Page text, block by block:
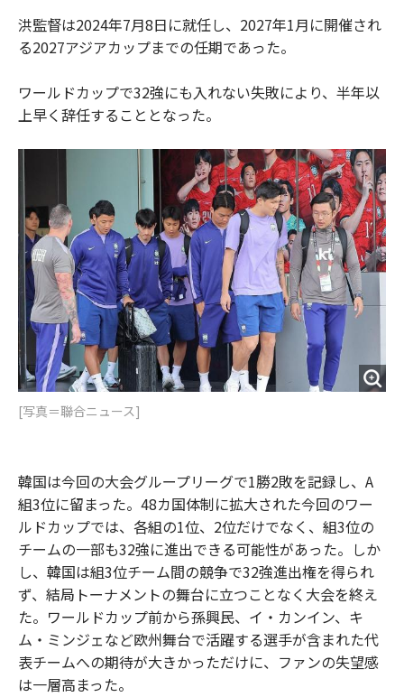
洪監督は2024年7月8日に就任し、2027年1月に開催され
る2027アジアカップまでの任期であった。
ワールドカップで32強にも入れない失敗により、半年以
上早く辞任することとなった。
[写真＝聯合ニュース]
韓国は今回の大会グループリーグで1勝2敗を記録し、A
組3位に留まった。48カ国体制に拡大された今回のワー
ルドカップでは、各組の1位、2位だけでなく、組3位の
チームの一部も32強に進出できる可能性があった。しか
し、韓国は組3位チーム間の競争で32強進出権を得られ
ず、結局トーナメントの舞台に立つことなく大会を終え
た。ワールドカップ前から孫興民、イ・カンイン、キ
ム・ミンジェなど欧州舞台で活躍する選手が含まれた代
表チームへの期待が大きかっただけに、ファンの失望感
は一層高まった。